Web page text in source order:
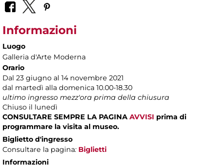
Informazioni
Luogo
Galleria d'Arte Moderna
Orario
Dal 23 giugno al 14 novembre 2021
dal martedì alla domenica 10.00-18.30
ultimo ingresso mezz'ora prima della chiusura
Chiuso il lunedì
CONSULTARE SEMPRE LA PAGINA AVVISI prima di
programmare la visita al museo.
Biglietto d'ingresso
Consultare la pagina: Biglietti
Informazioni